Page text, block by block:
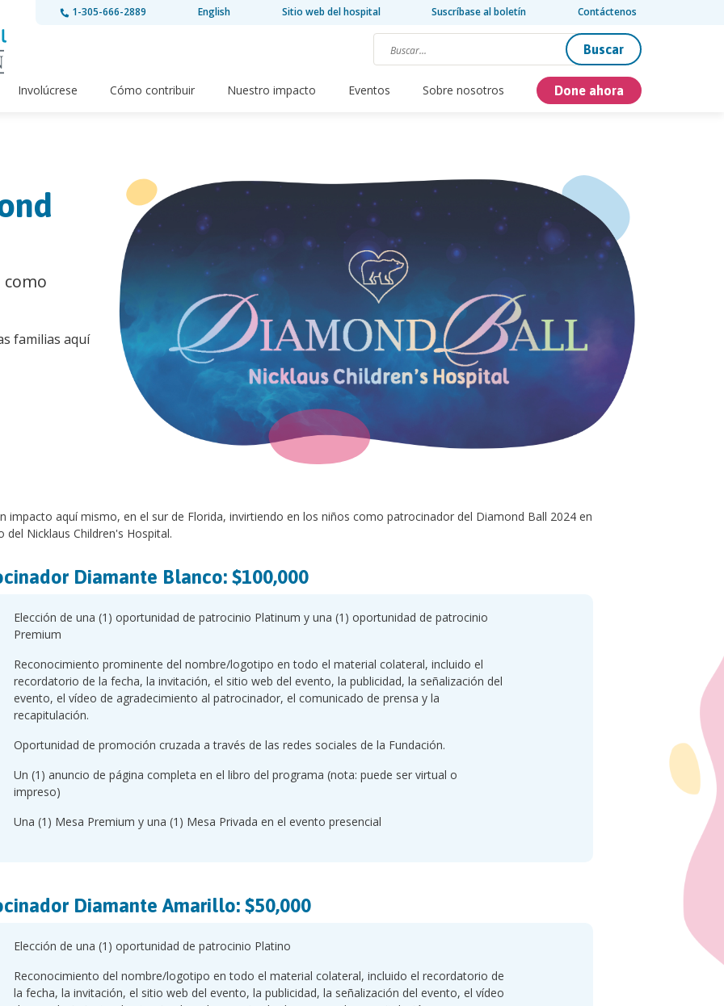
1-305-666-2889 English Sitio web del hospital Suscríbase al boletín Contáctenos
Buscar
Involúcrese Cómo contribuir Nuestro impacto Eventos Sobre nosotros Done ahora
como
familias aquí
impacto aquí mismo, en el sur de Florida, invirtiendo en los niños como patrocinador del Diamond Ball 2024 en
del Nicklaus Children's Hospital.
Diamante Blanco: $100,000
Elección de una (1) oportunidad de patrocinio Platinum y una (1) oportunidad de patrocinio
Premium
Reconocimiento prominente del nombre/logotipo en todo el material colateral, incluido el
recordatorio de la fecha, la invitación, el sitio web del evento, la publicidad, la señalización del
evento, el vídeo de agradecimiento al patrocinador, el comunicado de prensa y la
recapitulación.
Oportunidad de promoción cruzada a través de las redes sociales de la Fundación.
Un (1) anuncio de página completa en el libro del programa (nota: puede ser virtual o
impreso)
Una (1) Mesa Premium y una (1) Mesa Privada en el evento presencial
Diamante Amarillo: $50,000
Elección de una (1) oportunidad de patrocinio Platino
Reconocimiento del nombre/logotipo en todo el material colateral, incluido el recordatorio de
la fecha, la invitación, el sitio web del evento, la publicidad, la señalización del evento, el vídeo